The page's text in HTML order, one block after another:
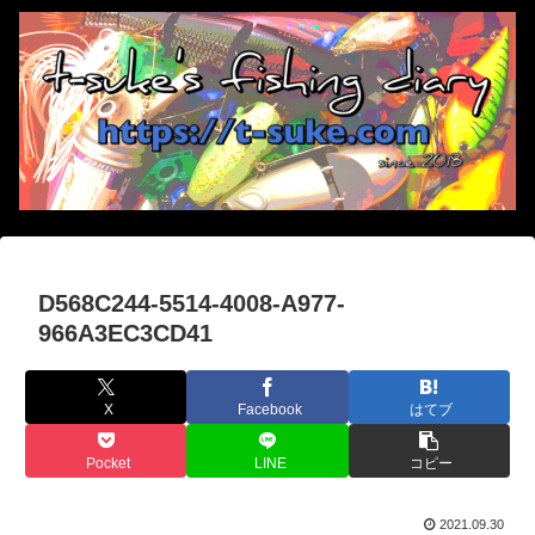
D568C244-5514-4008-A977-
966A3EC3CD41
X Facebook はてブ
Pocket LINE コピー
2021.09.30